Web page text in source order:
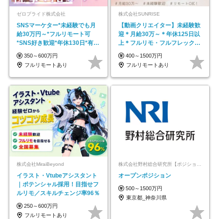
ゼロプライド株式会社
SNSマーケター*未経験でも月
給30万円～*フルリモート可
*SNS好き歓迎*年休130日*有休
取得率100%
350～600万円
フルリモートあり
株式会社SUNRISE
【動画クリエイター】未経験歓
迎＊月給30万～＊年休125日以
上＊フルリモ・フルフレックス
◆10名の採用が決定◆
400～1500万円
フルリモートあり
株式会社MiraiBeyond
イラスト・Vtubeアシスタント
｜ポテンシャル採用！目指せフ
ルリモ／スキルチェンジ率96％
250～600万円
フルリモートあり
株式会社野村総合研究所【ポジションマッチ登録】
オープンポジション
500～1500万円
東京都_神奈川県